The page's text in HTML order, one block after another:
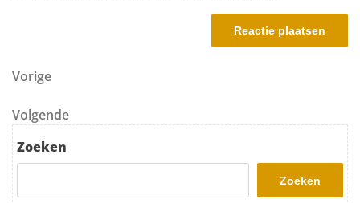
Berichtnavigatie
Vorig bericht
Vorige
Volgend bericht
Volgende
Zoeken
Zoeken